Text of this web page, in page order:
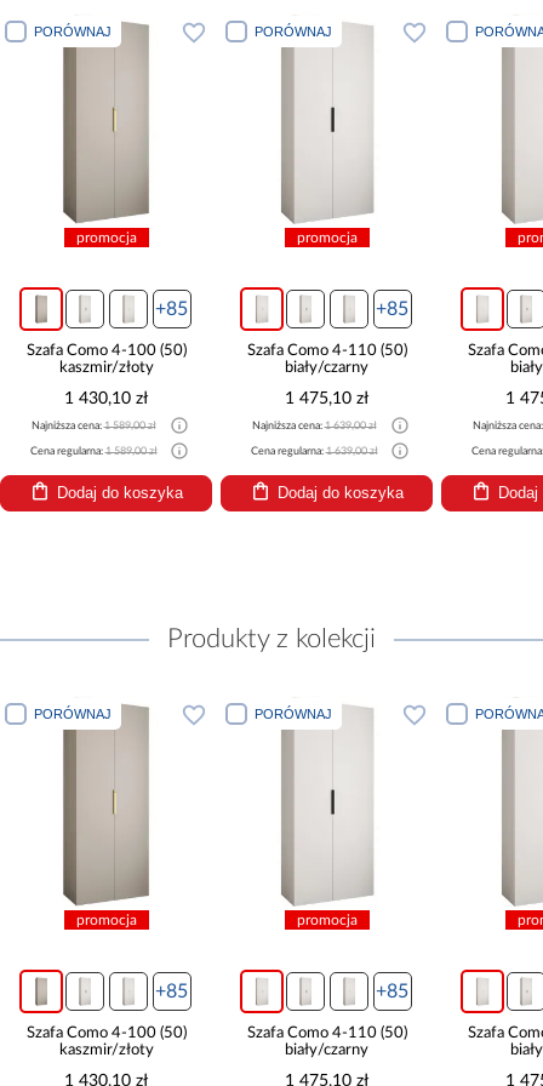
PORÓWNAJ
promocja
+85
Szafa Como 4-100 (50)
kaszmir/złoty
1 430,10 zł
Najniższa cena:1 589,00 zł
Cena regularna:1 589,00 zł
Dodaj do koszyka
PORÓWNAJ
promocja
+85
Szafa Como 4-110 (50)
biały/czarny
1 475,10 zł
Najniższa cena:1 639,00 zł
Cena regularna:1 639,00 zł
Dodaj do koszyka
Szafa
1
Najniższa
Cena
Produkty z kolekcji
PORÓWNAJ
promocja
+85
Szafa Como 4-100 (50)
kaszmir/złoty
1 430,10 zł
PORÓWNAJ
promocja
+85
Szafa Como 4-110 (50)
biały/czarny
1 475,10 zł
Szafa
1